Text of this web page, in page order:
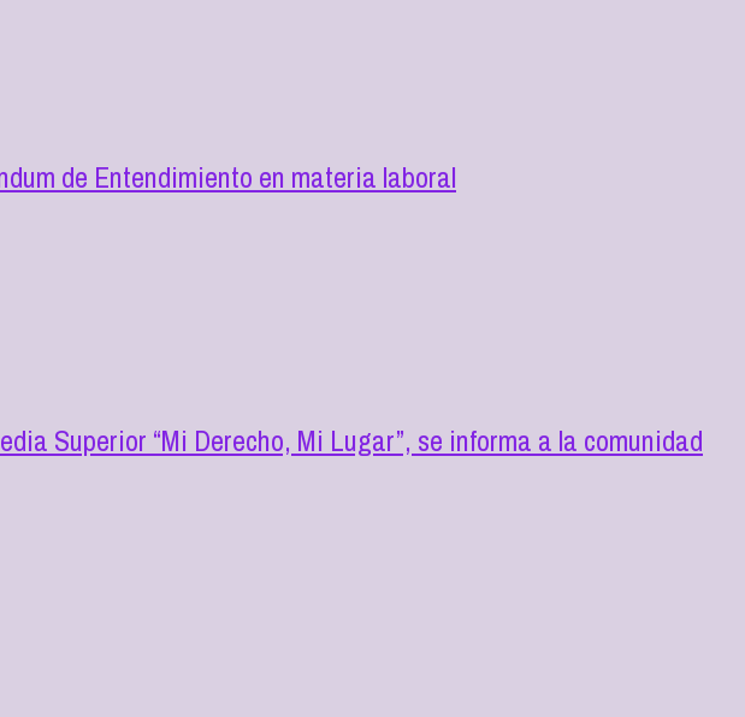
de Entendimiento en materia laboral
Superior “Mi Derecho, Mi Lugar”, se informa a la comunidad